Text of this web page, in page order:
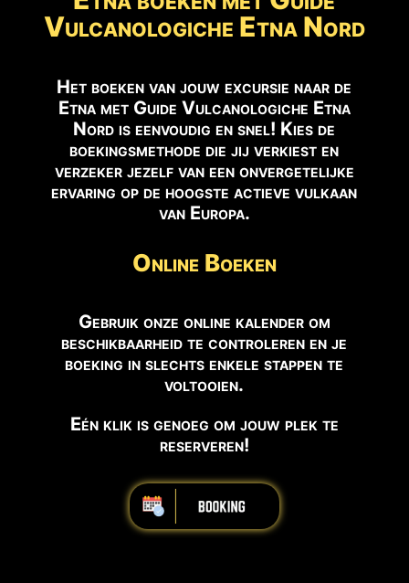
Vulcanologiche Etna Nord
Het boeken van jouw excursie naar de
Etna met Guide Vulcanologiche Etna
Nord is eenvoudig en snel! Kies de
boekingsmethode die jij verkiest en
verzeker jezelf van een onvergetelijke
ervaring op de hoogste actieve vulkaan
van Europa.
Online Boeken
Gebruik onze online kalender om
beschikbaarheid te controleren en je
boeking in slechts enkele stappen te
voltooien.
Eén klik is genoeg om jouw plek te
reserveren!
iiiiiiiiiiiiiiiiiiiiiiii